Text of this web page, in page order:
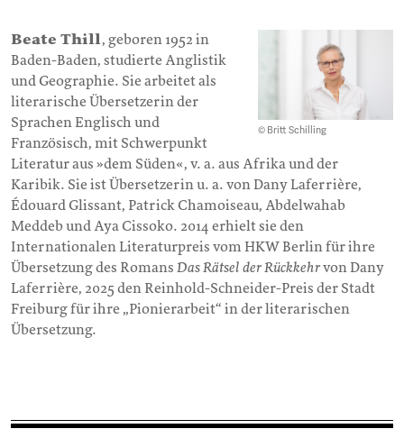
© Britt Schilling
Beate Thill, geboren 1952 in
Baden-Baden, studierte Anglistik
und Geographie. Sie arbeitet als
literarische Übersetzerin der
Sprachen Englisch und
Französisch, mit Schwerpunkt
Literatur aus »dem Süden«, v. a. aus Afrika und der
Karibik. Sie ist Übersetzerin u. a. von Dany Laferrière,
Édouard Glissant, Patrick Chamoiseau, Abdelwahab
Meddeb und Aya Cissoko. 2014 erhielt sie den
Internationalen Literaturpreis vom HKW Berlin für ihre
Übersetzung des Romans Das Rätsel der Rückkehrvon Dany
Laferrière, 2025 den Reinhold-Schneider-Preis der Stadt
Freiburg für ihre „Pionierarbeit“ in der literarischen
Übersetzung.